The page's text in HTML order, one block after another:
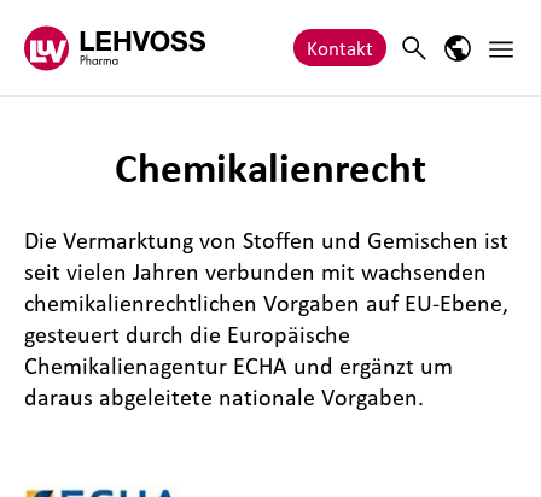
Kontakt SearchSprach-
Chemikalienrecht
Die Vermarktung von Stoffen und Gemischen ist
seit vielen Jahren verbunden mit wachsenden
chemikalienrechtlichen Vorgaben auf EU-Ebene,
gesteuert durch die Europäische
Chemikalienagentur ECHA und ergänzt um
daraus abgeleitete nationale Vorgaben.